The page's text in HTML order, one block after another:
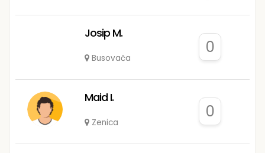
Josip M.
Busovača
0
Maid I.
Zenica
0